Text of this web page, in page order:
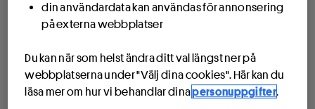
din användardata kan användas för annonsering
på externa webbplatser
Du kan när som helst ändra ditt val längst ner på
webbplatserna under "Välj dina cookies". Här kan du
läsa mer om hur vi behandlar dinapersonuppgifter.